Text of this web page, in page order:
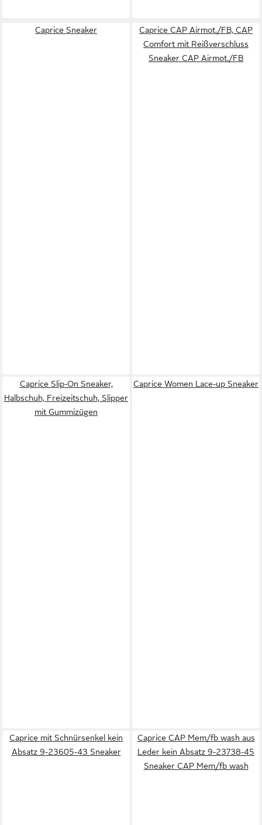
Caprice Sneaker
Caprice CAP Airmot./FB, CAP
Comfort mit Reißverschluss
Sneaker CAP Airmot./FB
Caprice Slip-On Sneaker,
Halbschuh, Freizeitschuh, Slipper
mit Gummizügen
Caprice Women Lace-up Sneaker
Caprice mit Schnürsenkel kein
Absatz 9-23605-43 Sneaker
Caprice CAP Mem/fb wash aus
Leder kein Absatz 9-23738-45
Sneaker CAP Mem/fb wash